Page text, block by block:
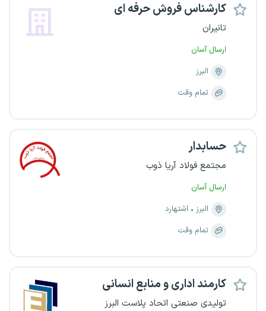
کارشناس فروش حرفه ای
تانیران
ارسال آسان
البرز
تمام وقت
حسابدار
مجتمع فولاد آریا ذوب
ارسال آسان
البرز
اشتهارد
تمام وقت
کارمند اداری و منابع انسانی
تولیدی صنعتی اتحاد پلاست البرز